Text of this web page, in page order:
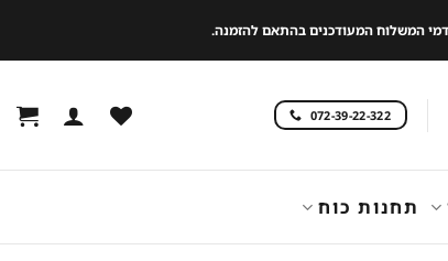
המשלוח המעודכנים בהתאם להזמנה.
072-39-22-322
תחנות כוח